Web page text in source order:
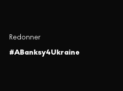
Redonner
#ABanksy4Ukraine